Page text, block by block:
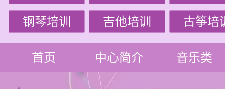
钢琴培训 吉他培训 古筝培
首页 中心简介 音乐类